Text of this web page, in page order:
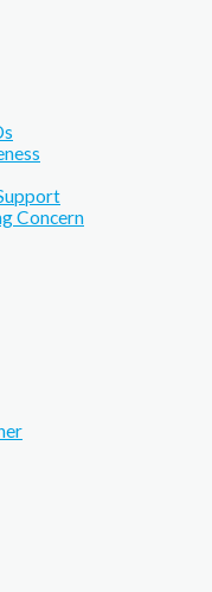
Concern